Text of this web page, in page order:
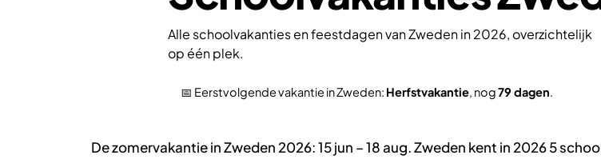
Alle schoolvakanties en feestdagen van Zweden in 2026, overzichtelijk
op één plek.
📅 Eerstvolgende vakantie in Zweden: Herfstvakantie, nog79 dagen.
De zomervakantie in Zweden 2026: 15 jun – 18 aug. Zweden kent in 2026 5